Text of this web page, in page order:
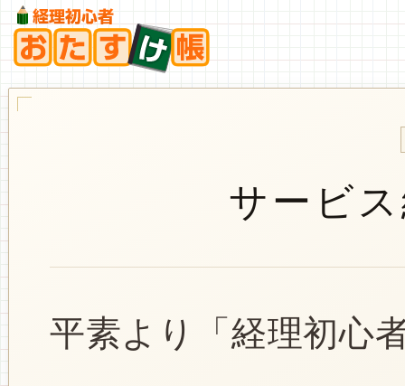
サービ
平素より「経理初心